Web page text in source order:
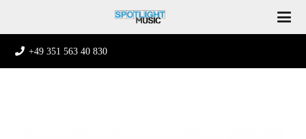
+49 351 563 40 830